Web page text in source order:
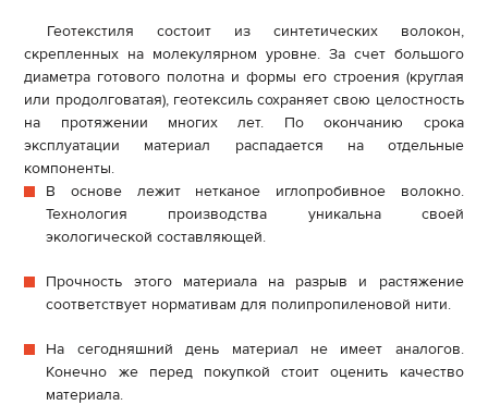
Геотекстиля состоит из синтетических волокон,
скрепленных на молекулярном уровне. За счет большого
диаметра готового полотна и формы его строения (круглая
или продолговатая), геотексиль сохраняет свою целостность
на протяжении многих лет. По окончанию срока
эксплуатации материал распадается на отдельные
компоненты.
В основе лежит нетканое иглопробивное волокно.
Технология производства уникальна своей
экологической составляющей.
Прочность этого материала на разрыв и растяжение
соответствует нормативам для полипропиленовой нити.
На сегодняшний день материал не имеет аналогов.
Конечно же перед покупкой стоит оценить качество
материала.